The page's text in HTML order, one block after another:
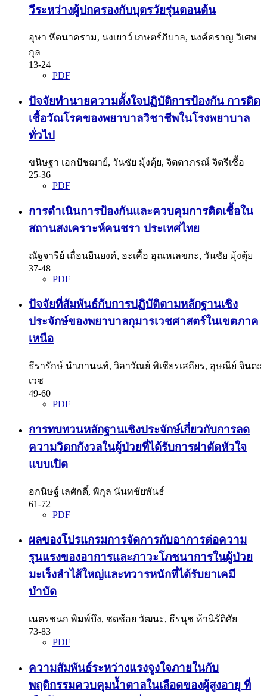
วีระหว่างผู้ปกครองกับบุตรวัยรุ่นตอนต้น
อุษา หีดนาคราม, นงเยาว์ เกษตร์ภิบาล, นงค์คราญ วิเศษ
กุล
13-24
PDF
ปัจจัยทำนายความตั้งใจปฏิบัติการป้องกัน การติด
เชื้อวัณโรคของพยาบาลวิชาชีพในโรงพยาบาล
ทั่วไป
ขนิษฐา เอกปัชฌาย์, วันชัย มุ้งตุ้ย, จิตตาภรณ์ จิตรีเชื้อ
25-36
PDF
การดำเนินการป้องกันและควบคุมการติดเชื้อใน
สถานสงเคราะห์คนชรา ประเทศไทย
ณัฐจารีย์ เถื่อนยืนยงค์, อะเคื้อ อุณหเลขกะ, วันชัย มุ้งตุ้ย
37-48
PDF
ปัจจัยที่สัมพันธ์กับการปฏิบัติตามหลักฐานเชิง
ประจักษ์ของพยาบาลกุมารเวชศาสตร์ในเขตภาค
เหนือ
ธีรารักษ์ นำภานนท์, วิลาวัณย์ พิเชียรเสถียร, อุษณีย์ จินตะ
เวช
49-60
PDF
การทบทวนหลักฐานเชิงประจักษ์เกี่ยวกับการลด
ความวิตกกังวลในผู้ป่วยที่ได้รับการผ่าตัดหัวใจ
แบบเปิด
อกนิษฐ์ เลศักดิ์, พิกุล นันทชัยพันธ์
61-72
PDF
ผลของโปรแกรมการจัดการกับอาการต่อความ
รุนแรงของอาการและภาวะโภชนาการในผู้ป่วย
มะเร็งลำไส้ใหญ่และทวารหนักที่ได้รับยาเคมี
บำบัด
เนตรชนก พิมพ์บึง, ชดช้อย วัฒนะ, ธีรนุช ห้านิรัติศัย
73-83
PDF
ความสัมพันธ์ระหว่างแรงจูงใจภายในกับ
พฤติกรรมควบคุมน้ำตาลในเลือดของผู้สูงอายุ ที่